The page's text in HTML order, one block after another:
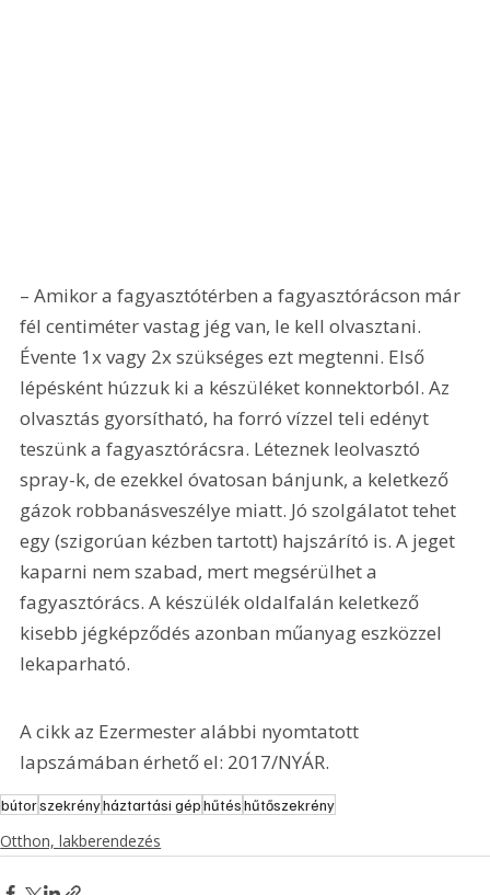
– Amikor a fagyasztótérben a fagyasztórácson már
fél centiméter vastag jég van, le kell olvasztani.
Évente 1x vagy 2x szükséges ezt megtenni. Első
lépésként húzzuk ki a készüléket konnektorból. Az
olvasztás gyorsítható, ha forró vízzel teli edényt
teszünk a fagyasztórácsra. Léteznek leolvasztó
spray-k, de ezekkel óvatosan bánjunk, a keletkező
gázok robbanásveszélye miatt. Jó szolgálatot tehet
egy (szigorúan kézben tartott) hajszárító is. A jeget
kaparni nem szabad, mert megsérülhet a
fagyasztórács. A készülék oldalfalán keletkező
kisebb jégképződés azonban műanyag eszközzel
lekaparható.
A cikk az Ezermester alábbi nyomtatott
lapszámában érhető el: 2017/NYÁR.
bútorszekrényháztartási géphűtéshűtőszekrény
Otthon, lakberendezés